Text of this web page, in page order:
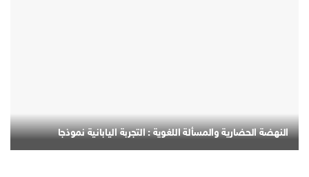
النهضة الحضارية والمسألة اللغوية : التجربة اليابانية نموذجا